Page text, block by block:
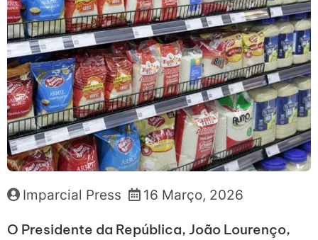
Imparcial Press 16 Março, 2026
O Presidente da República, João Lourenço,